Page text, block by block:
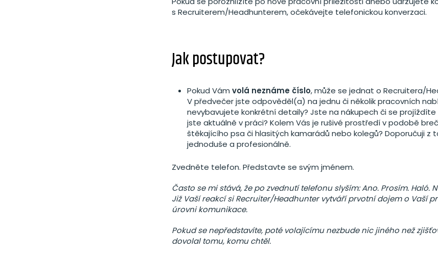
s Recruiterem/Headhunterem, očekávejte telefonickou konverzaci.
Jak postupovat?
Pokud Vám volá neznáme číslo, může se jednat o Recruitera/
V předvečer jste odpověděl(a) na jednu či několik pracovních
nevybavujete konkrétní detaily? Jste na nákupech či se projíždíte
jste aktuálně v práci? Kolem Vás je rušivé prostředí v podobě
štěkajícího psa či hlasitých kamarádů nebo kolegů? Doporučuji z
jednoduše a profesionálně.
Zvedněte telefon. Představte se svým jménem.
Často se mi stává, že po zvednutí telefonu slyším: Ano. Prosím. Haló.
Již Vaší reakcí si Recruiter/Headhunter vytváří prvotní dojem o Vaší
úrovni komunikace.
Pokud se nepředstavíte, poté volajícímu nezbude nic jiného než
dovolal tomu, komu chtěl.